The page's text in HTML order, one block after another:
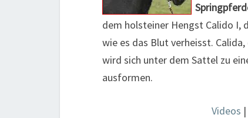
dem holsteiner Hengst Calido I,
wie es das Blut verheisst.
wird sich unter dem Sattel zu
ausformen.
Videos |